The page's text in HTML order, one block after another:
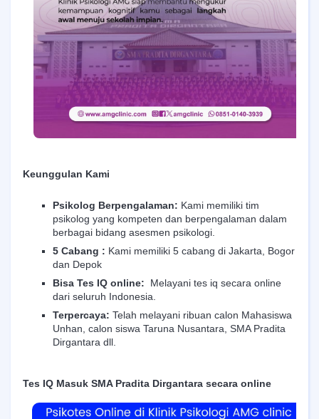
Keunggulan Kami
Psikolog Berpengalaman: Kami memiliki tim
psikolog yang kompeten dan berpengalaman dalam
berbagai bidang asesmen psikologi.
5 Cabang : Kami memiliki 5 cabang di Jakarta, Bogor
dan Depok
Bisa Tes IQ online: Melayani tes iq secara online
dari seluruh Indonesia.
Terpercaya: Telah melayani ribuan calon Mahasiswa
Unhan, calon siswa Taruna Nusantara, SMA Pradita
Dirgantara dll.
Tes IQ Masuk SMA Pradita Dirgantara secara online